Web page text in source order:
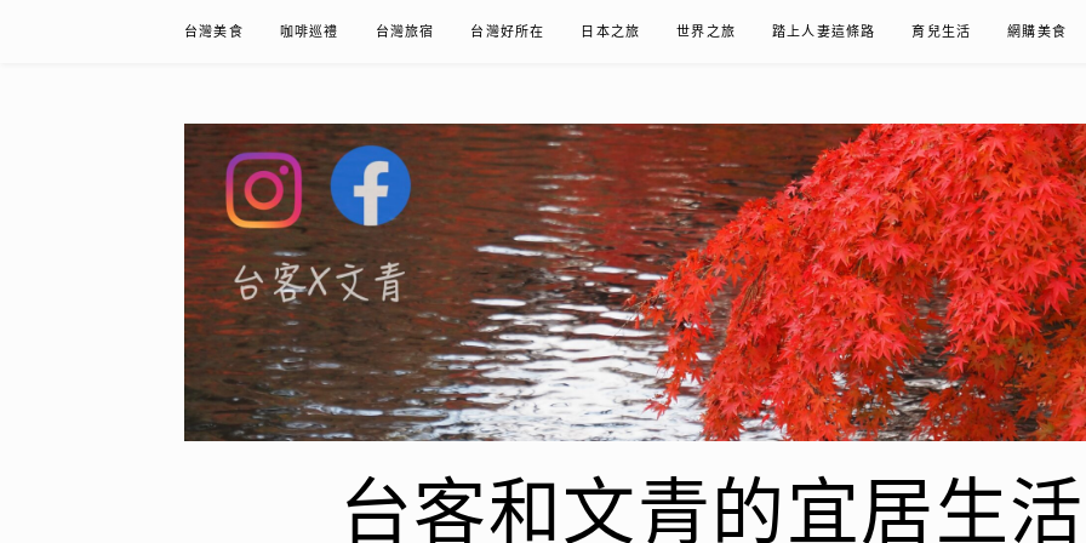
台灣美食 咖啡巡禮 台灣旅宿 台灣好所在 日本之旅 世界之旅 踏上人妻這條路 育兒生活 網購美食
台客和文青的宜居生